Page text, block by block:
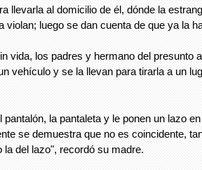
llevarla al domicilio de él, dónde la
violan; luego se dan cuenta de que ya la
vida, los padres y hermano del presunto
vehículo y se la llevan para tirarla a un
pantalón, la pantaleta y le ponen un lazo
se demuestra que no es coincidente,
la del lazo", recordó su madre.